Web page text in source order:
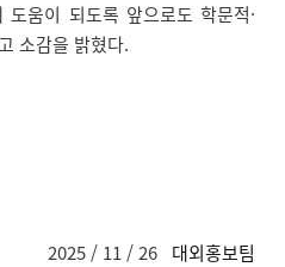
움이 되도록 앞으로도 학문적·
소감을 밝혔다.
2025 / 11 / 26 대외홍보팀